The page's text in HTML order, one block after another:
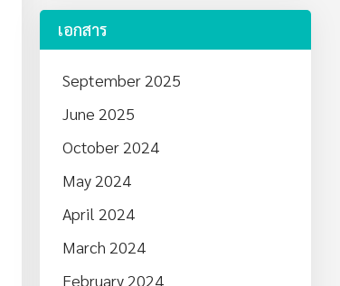
เอกสาร
September 2025
June 2025
October 2024
May 2024
April 2024
March 2024
February 2024